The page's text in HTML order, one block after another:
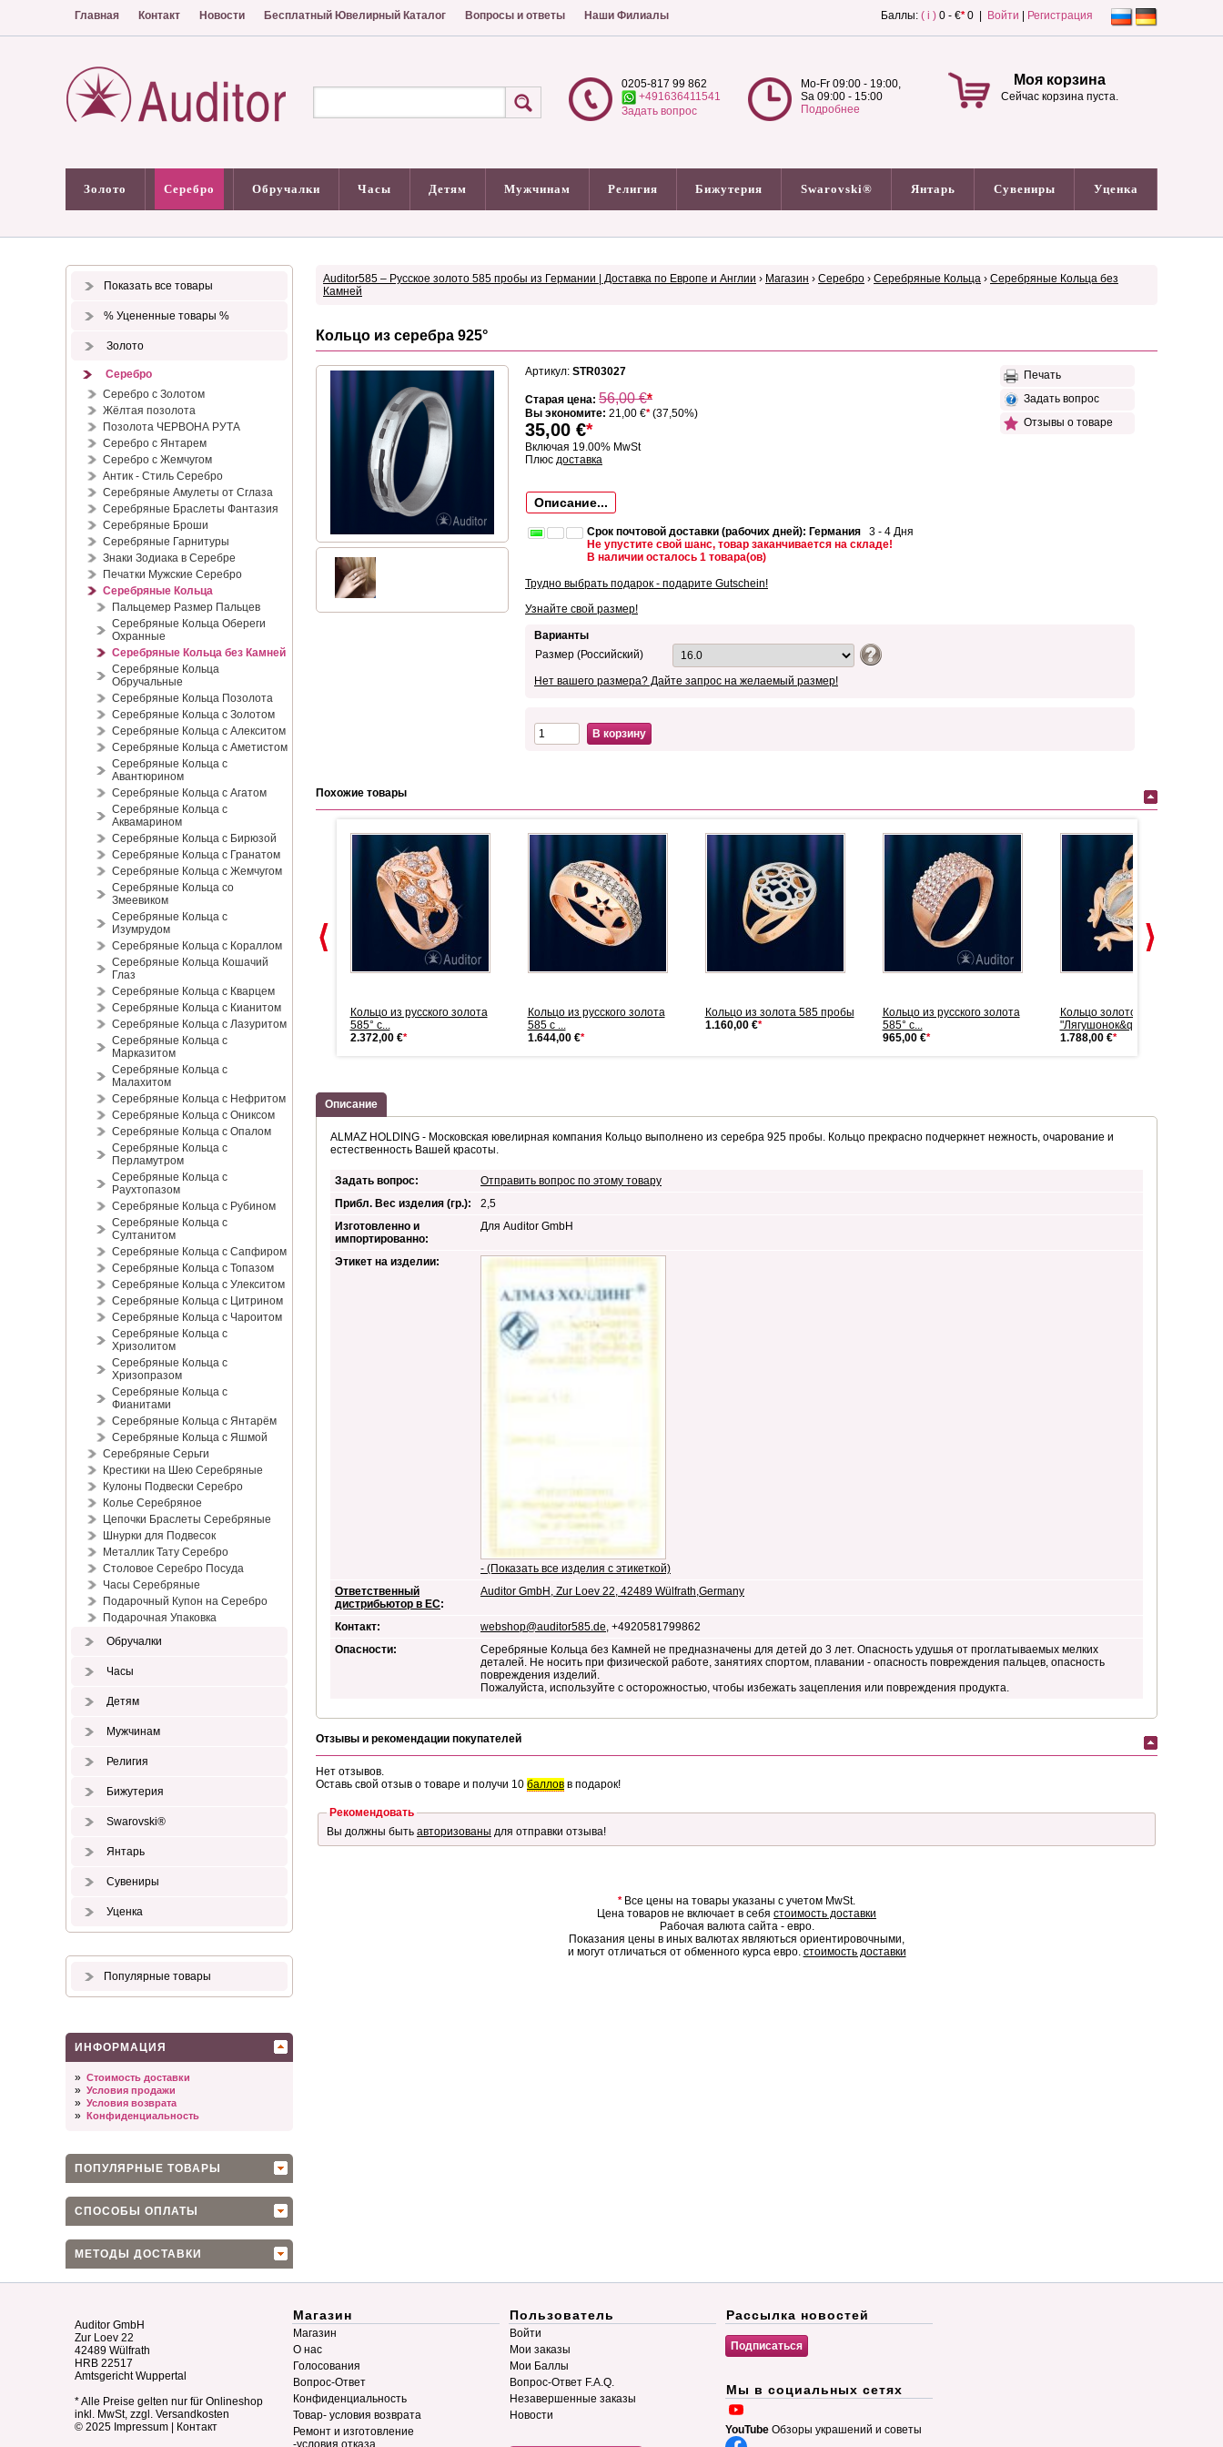
Главная Контакт Новости Бесплатный Ювелирный Каталог Вопросы и ответы Наши Филиалы Баллы: ( i ) 0 - €*0 | Войти Регистрация
0205-817 99 862
+491636411541
Задать вопрос
Mo-Fr 09:00 - 19:00,
Sa 09:00 - 15:00
Подробнее
Моя корзина
Сейчас корзина пуста.
Золото Серебро Обручалки Часы Детям Мужчинам Религия Бижутерия Swarovski® Янтарь Сувениры Уценка
Показать все товары
% Уцененные товары %
Золото
Серебро
Серебро с Золотом
Жёлтая позолота
Позолота ЧЕРВОНА РУТА
Серебро с Янтарем
Серебро с Жемчугом
Антик - Стиль Серебро
Серебряные Амулеты от Сглаза
Серебряные Браслеты Фантазия
Серебряные Броши
Серебряные Гарнитуры
Знаки Зодиака в Серебре
Печатки Мужские Серебро
Серебряные Кольца
Пальцемер Размер Пальцев
Серебряные Кольца Обереги
Охранные
Серебряные Кольца без Камней
Серебряные Кольца
Обручальные
Серебряные Кольца Позолота
Серебряные Кольца с Золотом
Серебряные Кольца с Алекситом
Серебряные Кольца с Аметистом
Серебряные Кольца с
Авантюрином
Серебряные Кольца с Агатом
Серебряные Кольца с
Аквамарином
Серебряные Кольца с Бирюзой
Серебряные Кольца с Гранатом
Серебряные Кольца с Жемчугом
Серебряные Кольца со
Змеевиком
Серебряные Кольца с
Изумрудом
Серебряные Кольца с Кораллом
Серебряные Кольца Кошачий
Глаз
Серебряные Кольца с Кварцем
Серебряные Кольца с Кианитом
Серебряные Кольца с Лазуритом
Серебряные Кольца с
Марказитом
Серебряные Кольца с
Малахитом
Серебряные Кольца с Нефритом
Серебряные Кольца с Ониксом
Серебряные Кольца с Опалом
Серебряные Кольца с
Перламутром
Серебряные Кольца с
Раухтопазом
Серебряные Кольца с Рубином
Серебряные Кольца с
Султанитом
Серебряные Кольца с Сапфиром
Серебряные Кольца с Топазом
Серебряные Кольца с Улекситом
Серебряные Кольца с Цитрином
Серебряные Кольца с Чароитом
Серебряные Кольца с
Хризолитом
Серебряные Кольца с
Хризопразом
Серебряные Кольца с
Фианитами
Серебряные Кольца с Янтарём
Серебряные Кольца с Яшмой
Серебряные Серьги
Крестики на Шею Серебряные
Кулоны Подвески Серебро
Колье Серебряное
Цепочки Браслеты Серебряные
Шнурки для Подвесок
Металлик Тату Серебро
Столовое Серебро Посуда
Часы Серебряные
Подарочный Купон на Серебро
Подарочная Упаковка
Обручалки
Часы
Детям
Мужчинам
Религия
Бижутерия
Swarovski®
Янтарь
Сувениры
Уценка
Популярные товары
ИНФОРМАЦИЯ
» Стоимость доставки
» Условия продажи
» Условия возврата
» Конфиденциальность
ПОПУЛЯРНЫЕ ТОВАРЫ
СПОСОБЫ ОПЛАТЫ
МЕТОДЫ ДОСТАВКИ
Auditor585 – Русское золото 585 пробы из Германии | Доставка по Европе и Англии › Магазин › Серебро › Серебряные Кольца › Серебряные Кольца без
Камней
Кольцо из серебра 925°
Артикул: STR03027
Старая цена: 56,00€*
Вы экономите: 21,00 €*(37,50%)
35,00 €*
Включая 19.00% MwSt
Плюс доставка
Описание...
Срок почтовой доставки (рабочих дней): Германия 3 - 4 Дня
Не упустите свой шанс, товар заканчивается на складе!
В наличии осталось 1 товара(ов)
Трудно выбрать подарок - подарите Gutschein!
Узнайте свой размер!
Печать
Задать вопрос
Отзывы о товаре
Варианты
Размер (Российский)
Нет вашего размера? Дайте запрос на желаемый размер!
В корзину
Похожие товары
из русского золота "...
Кольцо из русского золота
585° с...
466,00 €*
Кольцо из русского золота
585° с...
2.372,00 €*
Кольцо из русского золота
585 с ...
1.644,00 €*
Кольцо из золота 585 пробы
1.160,00 €*
Кольцо из русского золота
585° с...
965,00 €*
Кольцо золотое
"Лягушонок&q...
1.788,00 €*
Описание
ALMAZ HOLDING - Московская ювелирная компания Кольцо выполнено из серебра 925 пробы. Кольцо прекрасно подчеркнет нежность, очарование и
естественность Вашей красоты.
Задать вопрос:
Отправить вопрос по этому товару
Прибл. Вес изделия (гр.):
2,5
Изготовленно и
импортированно:
Для Auditor GmbH
Этикет на изделии:
- (Показать все изделия с этикеткой)
Ответственный
дистрибьютор в ЕС:
Auditor GmbH, Zur Loev 22, 42489 Wülfrath,Germany
Контакт: webshop@auditor585.de, +4920581799862
Опасности:
Серебряные Кольца без Камней не предназначены для детей до 3 лет. Опасность удушья от проглатываемых мелких
деталей. Не носить при физической работе, занятиях спортом, плавании - опасность повреждения пальцев, опасность
повреждения изделий.
Пожалуйста, используйте с осторожностью, чтобы избежать зацепления или повреждения продукта.
Отзывы и рекомендации покупателей
Нет отзывов.
Оставь свой отзыв о товаре и получи 10 баллов в подарок!
Рекомендовать
Вы должны быть авторизованы для отправки отзыва!
*Все цены на товары указаны с учетом MwSt.
Цена товаров не включает в себя стоимость доставки
Рабочая валюта сайта - евро.
Показания цены в иных валютах являються ориентировочными,
и могут отличаться от обменного курса евро. стоимость доставки
Auditor GmbH
Zur Loev 22
42489 Wülfrath
HRB 22517
Amtsgericht Wuppertal
* Alle Preise gelten nur für Onlineshop
inkl. MwSt, zzgl. Versandkosten
© 2025 Impressum Контакт
Магазин
Магазин
О нас
Голосования
Вопрос-Ответ
Конфиденциальность
Товар- условия возврата
Ремонт и изготовление
-условия отказа
Пользователь
Войти
Мои заказы
Мои Баллы
Вопрос-Ответ F.A.Q.
Незавершенные заказы
Новости
Рассылка новостей
Мы в социальных сетях
YouTube Обзоры украшений и советы